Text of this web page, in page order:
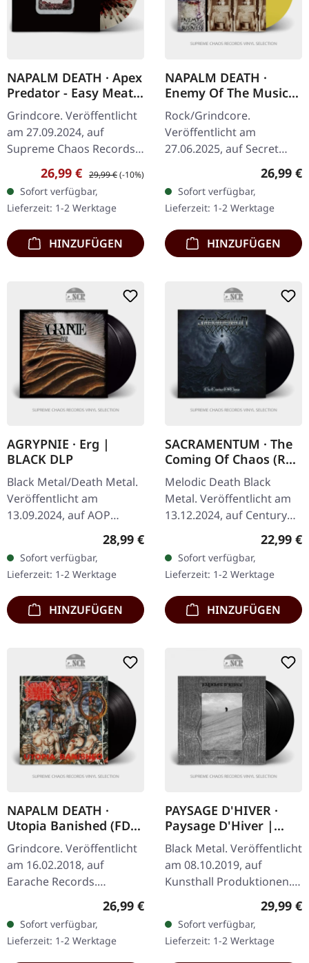
NAPALM DEATH · Apex
Predator - Easy Meat |
WHITE RED BLACK
SPLATTER LP
Grindcore. Veröffentlicht
am 27.09.2024, auf
Supreme Chaos Records.
Exklusives Splatter-Vinyl
mit 4-seitigem Booklet
und zweiseitigem A2-
Poster,…
Verkaufspreis:
26,99 € Regulärer Preis:
29,99 €(-10%)
Sofort verfügbar,
Lieferzeit: 1-2 Werktage
HINZUFÜGEN
NAPALM DEATH ·
Enemy Of The Music
Business | YELLOW LP
Rock/Grindcore.
Veröffentlicht am
27.06.2025, auf Secret
Records. Gelbes Vinyl. Als
Napalm Death im Jahr
2000 "Enemy Of The
Music Business"…
26,99 €
Sofort verfügbar,
Lieferzeit: 1-2 Werktage
HINZUFÜGEN
AGRYPNIE · Erg |
BLACK DLP
Black Metal/Death Metal.
Veröffentlicht am
13.09.2024, auf AOP
Records. Schwarzes
Doppel-Vinyl im Gatefold-
Cover. Agrypnie
entfesseln mit „Erg" ihr…
Regulärer Preis:
28,99 €
Sofort verfügbar,
Lieferzeit: 1-2 Werktage
HINZUFÜGEN
SACRAMENTUM · The
Coming Of Chaos (Re-
Issue 2024) | BLACK
LP
Melodic Death Black
Metal. Veröffentlicht am
13.12.2024, auf Century
Schwarzes Vinyl-LP mit
neuer Gestaltung und
remastertem Audio.…
22,99 €
Sofort verfügbar,
Lieferzeit: 1-2 Werktage
HINZUFÜGEN
NAPALM DEATH ·
Utopia Banished (FDR
Remaster) | BLACK LP
Grindcore. Veröffentlicht
am 16.02.2018, auf
Earache Records.
Schwarzes Vinyl. Full
Dynamic Range Remaster.
Als Napalm Death 1992
"Utopia Banished"…
Regulärer Preis:
26,99 €
Sofort verfügbar,
Lieferzeit: 1-2 Werktage
PAYSAGE D'HIVER ·
Paysage D'Hiver |
BLACK 2LP
Black Metal. Veröffentlicht
am 08.10.2019, auf
Kunsthall Produktionen.
Schwarzes Doppel-Vinyl
mit Etching auf der D-
Seite im Gatefold-Cover.
Das…
29,99 €
Sofort verfügbar,
Lieferzeit: 1-2 Werktage